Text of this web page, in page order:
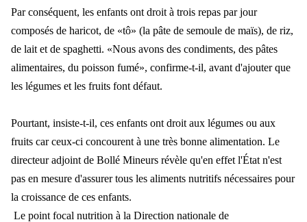
Par conséquent, les enfants ont droit à trois repas par jour
composés de haricot, de «tô» (la pâte de semoule de maïs), de riz,
de lait et de spaghetti. «Nous avons des condiments, des pâtes
alimentaires, du poisson fumé», confirme-t-il, avant d'ajouter que
les légumes et les fruits font défaut.
Pourtant, insiste-t-il, ces enfants ont droit aux légumes ou aux
fruits car ceux-ci concourent à une très bonne alimentation. Le
directeur adjoint de Bollé Mineurs révèle qu'en effet l'État n'est
pas en mesure d'assurer tous les aliments nutritifs nécessaires pour
la croissance de ces enfants.
Le point focal nutrition à la Direction nationale de